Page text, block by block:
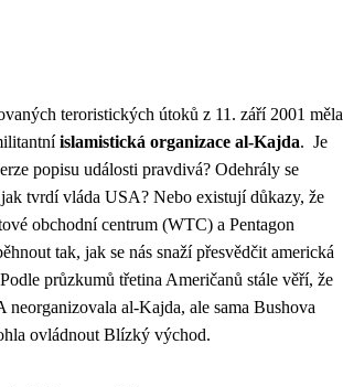
teroristických útoků z 11. září 2001 měla
islamistická organizace al-Kajda. Je
popisu události pravdivá? Odehrály se
tvrdí vláda USA? Nebo existují důkazy, že
obchodní centrum (WTC) a Pentagon
tak, jak se nás snaží přesvědčit americká
průzkumů třetina Američanů stále věří, že
neorganizovala al-Kajda, ale sama Bushova
ovládnout Blízký východ.